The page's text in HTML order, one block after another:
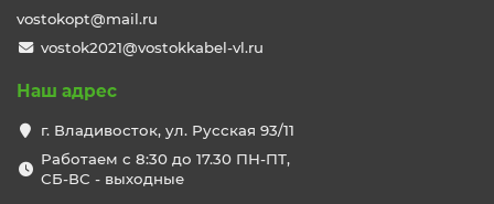
vostokopt@mail.ru
vostok2021@vostokkabel-vl.ru
Наш адрес
г. Владивосток, ул. Русская 93/11
Работаем с 8:30 до 17.30 ПН-ПТ,
СБ-ВС - выходные